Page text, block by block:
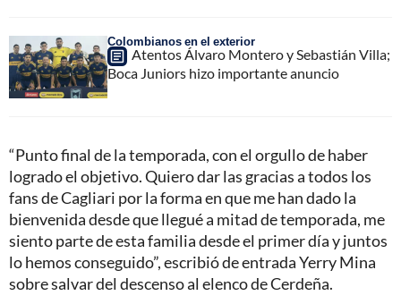
Colombianos en el exterior
Atentos Álvaro Montero y Sebastián Villa;
Boca Juniors hizo importante anuncio
“Punto final de la temporada, con el orgullo de haber
logrado el objetivo. Quiero dar las gracias a todos los
fans de Cagliari por la forma en que me han dado la
bienvenida desde que llegué a mitad de temporada, me
siento parte de esta familia desde el primer día y juntos
lo hemos conseguido”, escribió de entrada Yerry Mina
sobre salvar del descenso al elenco de Cerdeña.